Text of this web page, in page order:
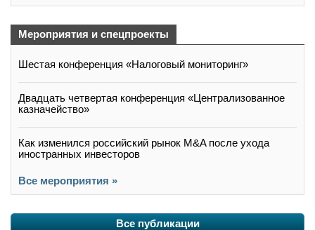
Мероприятия и спецпроекты
Шестая конференция «Налоговый мониторинг»
Двадцать четвертая конференция «Централизованное
казначейство»
Как изменился российский рынок M&A после ухода
иностранных инвесторов
Все мероприятия »
Все публикации